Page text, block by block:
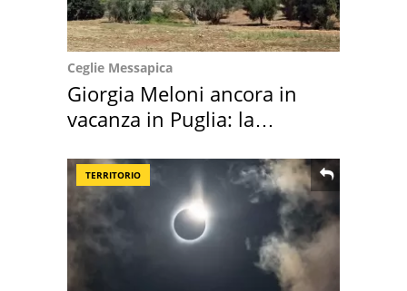
Ceglie Messapica
Giorgia Meloni ancora in
vacanza in Puglia: la
TERRITORIO